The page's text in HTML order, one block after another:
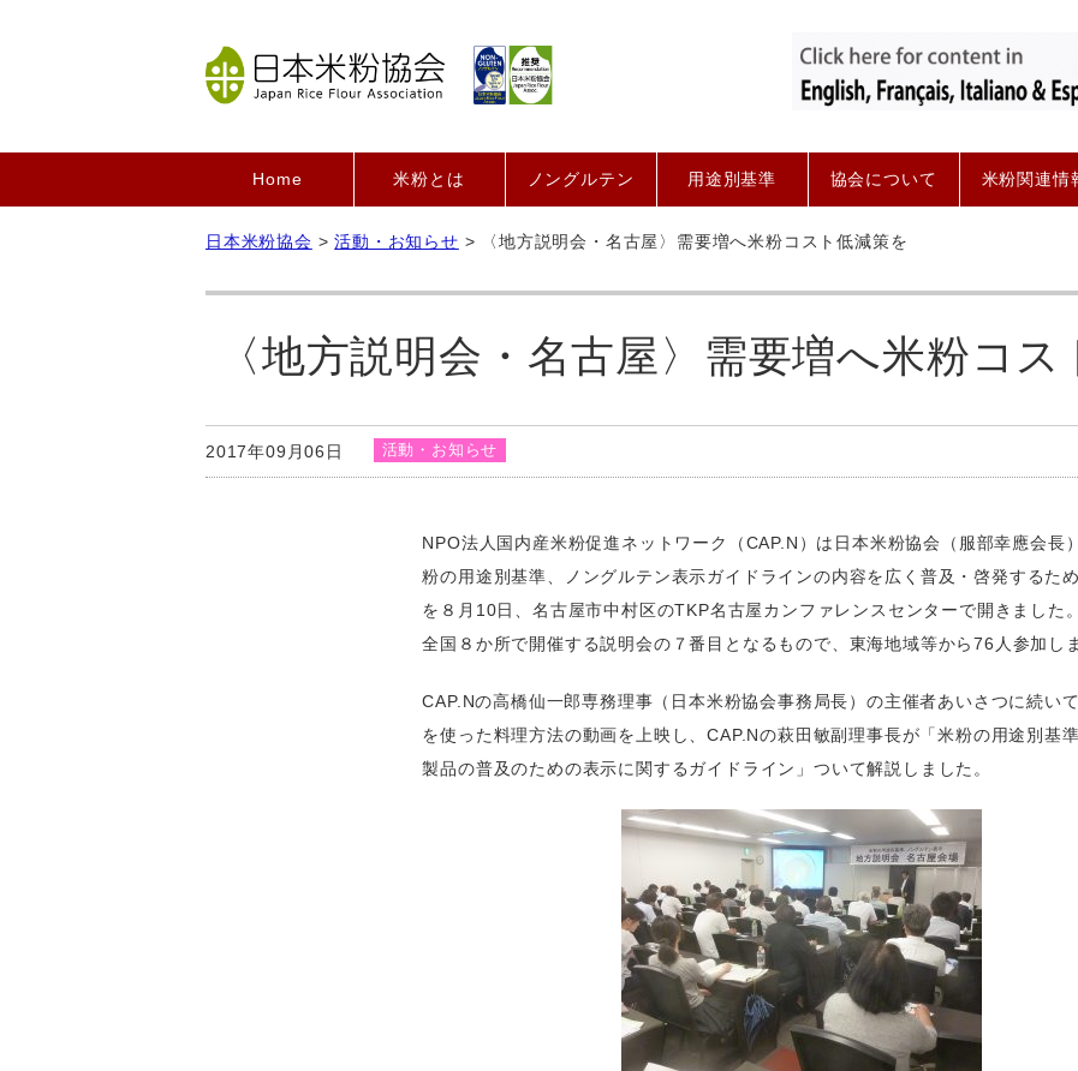
Home 米粉とは ノングルテン 用途別基準 協会について 米粉関連情
日本米粉協会 >活動・お知らせ > 〈地方説明会・名古屋〉需要増へ米粉コスト低減策を
〈地方説明会・名古屋〉需要増へ米粉コス
2017年09月06日 活動・お知らせ
NPO法人国内産米粉促進ネットワーク（CAP.N）は日本米粉協会（服部幸應会長
粉の用途別基準、ノングルテン表示ガイドラインの内容を広く普及・啓発するた
を８月10日、名古屋市中村区のTKP名古屋カンファレンスセンターで開きました
全国８か所で開催する説明会の７番目となるもので、東海地域等から76人参加し
CAP.Nの高橋仙一郎専務理事（日本米粉協会事務局長）の主催者あいさつに続い
を使った料理方法の動画を上映し、CAP.Nの萩田敏副理事長が「米粉の用途別基
製品の普及のための表示に関するガイドライン」ついて解説しました。